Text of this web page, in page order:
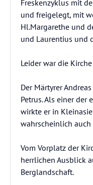
Freskenzyklus mit
und freigelegt, mit
Hl.Margarethe und
und Laurentius und
Leider war die
Der Märtyrer
Petrus. Als einer der
wirkte er in
wahrscheinlich
Vom Vorplatz der
herrlichen Ausblick
Berglandschaft.